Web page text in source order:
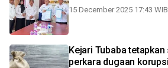
15 December 2025 17:43 WIB
Kejari Tubaba
perkara dugaan